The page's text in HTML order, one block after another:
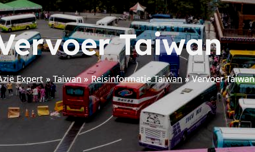
Taiwan
Expert Taiwan Reisinformatie Taiwan Vervoer Taiwan